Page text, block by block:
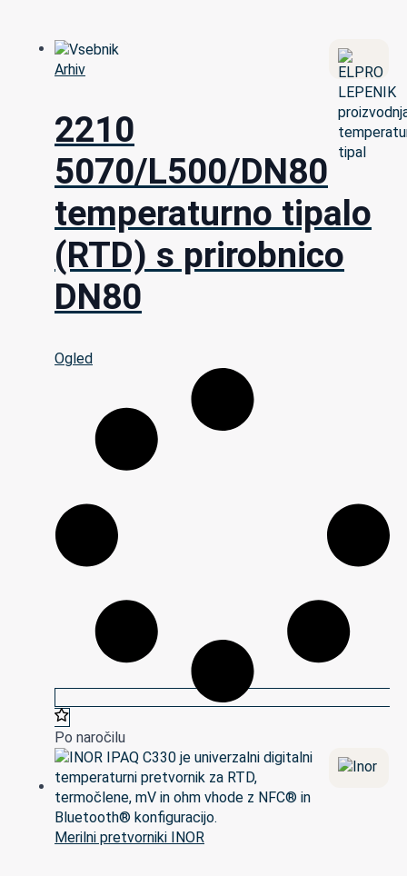
Arhiv
2210
5070/L500/DN80
temperaturno tipalo
(RTD) s prirobnico
DN80
Ogled
Po naročilu
Merilni pretvorniki INOR